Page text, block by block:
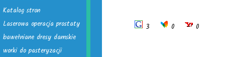
Katalog stron
Laserowa operacja prostaty
bawełniane dresy damskie
worki do pasteryzacji
3 0 0